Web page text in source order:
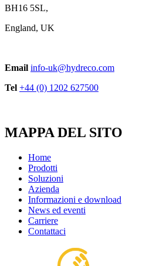
BH16 5SL,
England, UK
Email info-uk@hydreco.com
Tel +44 (0) 1202 627500
MAPPA DEL SITO
Home
Prodotti
Soluzioni
Azienda
Informazioni e download
News ed eventi
Carriere
Contattaci